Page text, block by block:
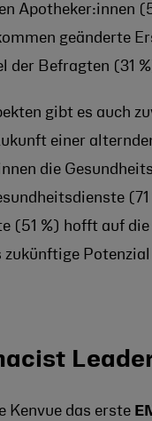
Apotheker:innen
geänderte
der Befragten (31
gibt es auch
einer
die
(51 %) hofft auf
Potenzial
Kenvue das erste